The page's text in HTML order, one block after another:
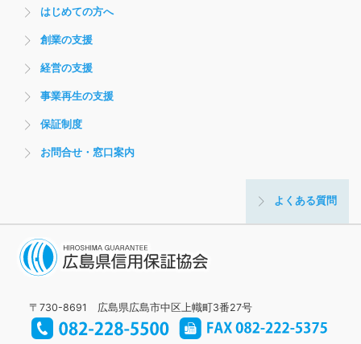
はじめての方へ
創業の支援
経営の支援
事業再生の支援
保証制度
お問合せ・窓口案内
よくある質問
〒730-8691 広島県広島市中区上幟町3番27号